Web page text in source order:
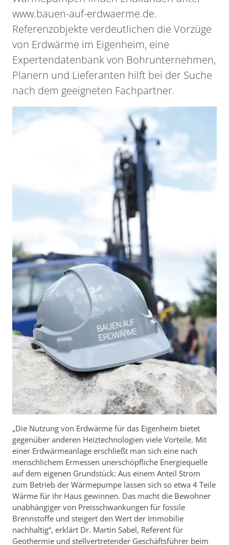
www.bauen-auf-erdwaerme.de.
Referenzobjekte verdeutlichen die Vorzüge
von Erdwärme im Eigenheim, eine
Expertendatenbank von Bohrunternehmen,
Planern und Lieferanten hilft bei der Suche
nach dem geeigneten Fachpartner.
„Die Nutzung von Erdwärme für das Eigenheim bietet
gegenüber anderen Heiztechnologien viele Vorteile. Mit
einer Erdwärmeanlage erschließt man sich eine nach
menschlichem Ermessen unerschöpfliche Energiequelle
auf dem eigenen Grundstück: Aus einem Anteil Strom
zum Betrieb der Wärmepumpe lassen sich so etwa 4 Teile
Wärme für ihr Haus gewinnen. Das macht die Bewohner
unabhängiger von Preisschwankungen für fossile
Brennstoffe und steigert den Wert der Immobilie
nachhaltig“, erklärt Dr. Martin Sabel, Referent für
Geothermie und stellvertretender Geschäftsführer beim